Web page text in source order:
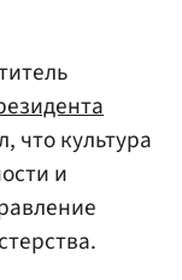
что культура
и